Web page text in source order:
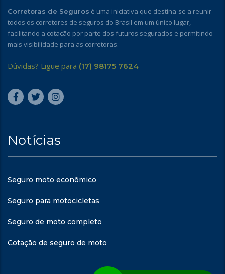
Corretoras de Seguros é uma iniciativa que destina-se a reunir
todos os corretores de seguros do Brasil em um único lugar,
facilitando a cotação por parte dos futuros segurados e permitindo
mais visibilidade para as corretoras.
Dúvidas? Ligue para (17) 98175 7624
Notícias
Seguro moto econômico
Seguro para motocicletas
Seguro de moto completo
Cotação de seguro de moto